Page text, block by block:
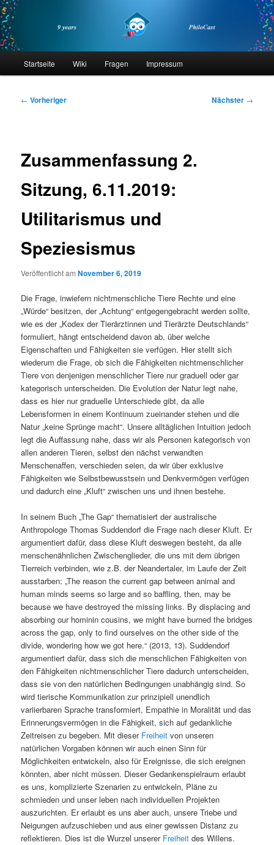
Zum
primären
Inhalt
springenphilocast
Startseite Wiki Fragen Impressum
Beitragsnavigation
← Vorheriger Nächster →
Zusammenfassung 2.
Sitzung, 6.11.2019:
Utilitarismus und
Speziesismus
Veröffentlicht amNovember 6, 2019
Die Frage, inwiefern nichtmenschliche Tiere Rechte und eine
„Würde“ besitzen, der „Achtung“ entgegengebracht werden sollte,
wie es der „Kodex der Tierärztinnen und Tierärzte Deutschlands“
formuliert, hängt entscheidend davon ab, über welche
Eigenschaften und Fähigkeiten sie verfügen. Hier stellt sich
wiederum die Frage, ob sich die Fähigkeiten nichtmenschlicher
Tiere von denjenigen menschlicher Tiere nur graduell oder gar
kategorisch unterscheiden. Die Evolution der Natur legt nahe,
dass es hier nur graduelle Unterschiede gibt, da alle
Lebensformen in einem Kontinuum zueinander stehen und die
Natur „keine Sprünge macht“. Unsere alltäglichen Intuition jedoch
legt die Auffassung nahe, dass wir als Personen kategorisch von
allen anderen Tieren, selbst den nächst verwandten
Menschenaffen, verschieden seien, da wir über exklusive
Fähigkeiten wie Selbstbewusstsein und Denkvermögen verfügen
und dadurch eine „Kluft“ zwischen uns und ihnen bestehe.
In seinem Buch „The Gap“ thematisiert der australische
Anthropologe Thomas Suddendorf die Frage nach dieser Kluft. Er
argumentiert dafür, dass diese Kluft deswegen besteht, da alle
menschenähnlichen Zwischenglieder, die uns mit dem übrigen
Tierreich verbinden, wie z.B. der Neandertaler, im Laufe der Zeit
ausstarben: „The reason the current gap between animal and
human minds seems so large and so baffling, then, may be
because we have destroyed the missing links. By displacing and
absorbing our hominin cousins, we might have burned the bridges
across the gap, only to find ourselves on the other side of the
divide, wondering how we got here.“ (2013, 13). Suddendorf
argumentiert dafür, dass sich die menschlichen Fähigkeiten von
den Fähigkeiten nichtmenschlicher Tiere dadurch unterscheiden,
dass sie von den natürlichen Bedingungen unabhängig sind. So
wird tierische Kommunikation zur prinzipiell unendlich
variierbaren Sprache transformiert, Empathie in Moralität und das
Erinnerungsvermögen in die Fähigkeit, sich auf gedankliche
Zeitreisen zu begeben. Mit dieser Freiheit von unseren
natürlichen Vorgaben können wir auch einen Sinn für
Möglichkeiten entwickeln, also für Ereignisse, die sich ereignen
könnten, aber nicht müssen. Dieser Gedankenspielraum erlaubt
es uns, komplizierte Szenarien zu entwickeln, Pläne zu
schmieden und unser leben nach individuellen Projekten
auszurichten. Er erlaubt es uns aber auch, unsere Triebe und
Neigungen aufzuschieben und aus einer gewissen Distanz zu
reflektieren. Dies ist die Wurzel unserer Freiheit des Willens.